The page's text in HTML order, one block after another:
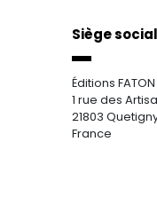
Siège social
Éditions FATON
1 rue des
21803
France